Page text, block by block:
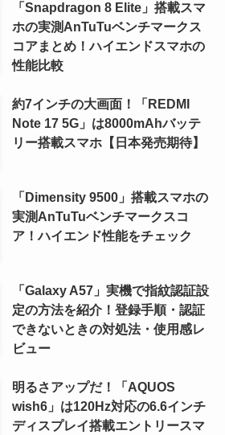
「Snapdragon 8 Elite」搭載スマ
ホの実測AnTuTuベンチマークス
コアまとめ！ハイエンドスマホの
性能比較
約7インチの大画面！「REDMI
Note 17 5G」は8000mAhバッテ
リー搭載スマホ【日本発売期待】
「Dimensity 9500」搭載スマホの
実測AnTuTuベンチマークスコ
ア！ハイエンド性能をチェック
「Galaxy A57」実機で指紋認証設
定の方法を紹介！登録手順・認証
できないときの対処法・使用感レ
ビュー
明るさアップだ！「AQUOS
wish6」は120Hz対応の6.6インチ
ディスプレイ搭載エントリースマ